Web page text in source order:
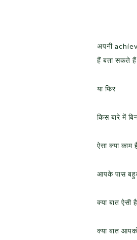
अपनी
हैं बता सकते हैं
या फिर
किस बारे में
ऐसा क्या
आपके पास
क्या बात
क्या बात